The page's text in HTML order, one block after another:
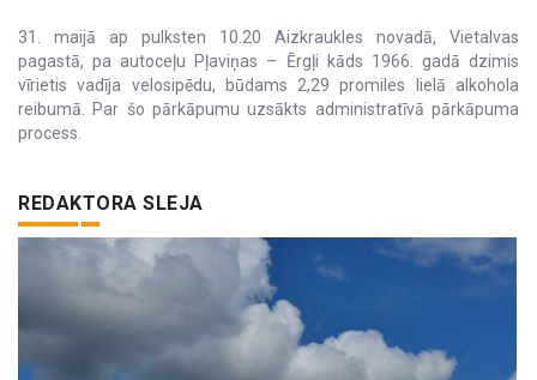
31. maijā ap pulksten 10.20 Aizkraukles novadā, Vietalvas
pagastā, pa autoceļu Pļaviņas – Ērgļi kāds 1966. gadā dzimis
vīrietis vadīja velosipēdu, būdams 2,29 promiles lielā alkohola
reibumā. Par šo pārkāpumu uzsākts administratīvā pārkāpuma
process.
REDAKTORA SLEJA